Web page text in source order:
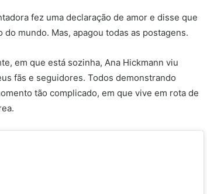
fez uma declaração de amor e disse que
mundo. Mas, apagou todas as postagens.
em que está sozinha, Ana Hickmann viu
fãs e seguidores. Todos demonstrando
tão complicado, em que vive em rota de